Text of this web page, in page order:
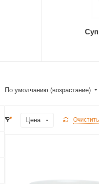
По умолчанию (возрастание)
Цена